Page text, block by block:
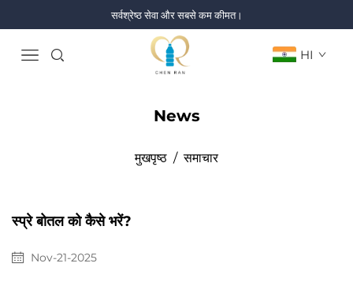
सर्वश्रेष्ठ सेवा और सबसे कम कीमत।
HI
मुखपृष्ठ / समाचार
News
स्प्रे बोतल को कैसे भरें?
Nov-21-2025